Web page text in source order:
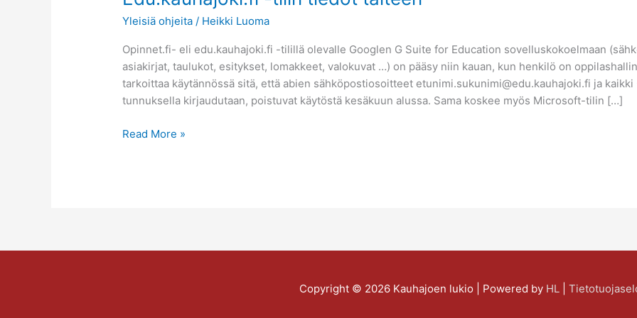
Yleisiä ohjeita / Heikki Luoma
Opinnet.fi- eli edu.kauhajoki.fi -tilillä olevalle Googlen G Suite for Education sovelluskokoelmaan
asiakirjat, taulukot, esitykset, lomakkeet, valokuvat …) on pääsy niin kauan, kun henkilö on
tarkoittaa käytännössä sitä, että abien sähköpostiosoitteet etunimi.sukunimi@edu.kauhajoki.fi ja
tunnuksella kirjaudutaan, poistuvat käytöstä kesäkuun alussa. Sama koskee myös Microsoft-tilin […]
talteen
Read More »
Copyright © 2026 Kauhajoen lukio | Powered by HL|